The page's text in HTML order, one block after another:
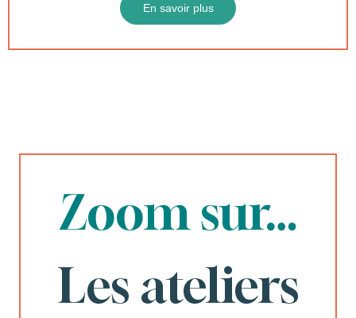
En savoir plus
Zoom sur…
Les ateliers